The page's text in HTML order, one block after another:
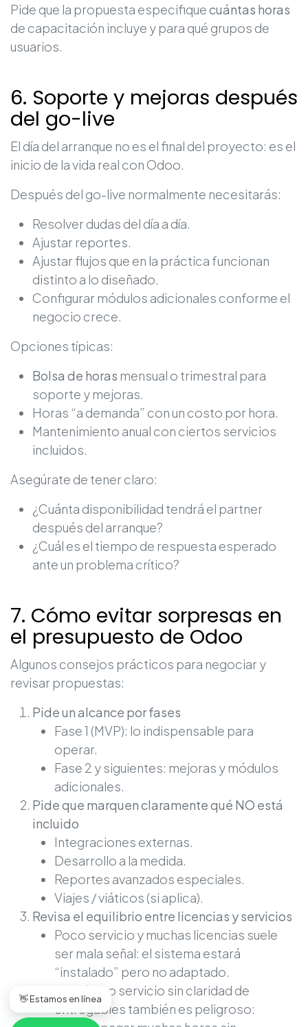
Pide que la propuesta especifiquecuántas horas
de capacitación incluye y para qué grupos de
usuarios.
6. Soporte y mejoras después
del go-live
El día del arranque no es el final del proyecto: es el
inicio de la vida real con Odoo.
Después del go-live normalmente necesitarás:
Resolver dudas del día a día.
Ajustar reportes.
Ajustar flujos que en la práctica funcionan
distinto a lo diseñado.
Configurar módulos adicionales conforme el
negocio crece.
Opciones típicas:
Bolsa de horas mensual o trimestral para
soporte y mejoras.
Horas “a demanda” con un costo por hora.
Mantenimiento anual con ciertos servicios
incluidos.
Asegúrate de tener claro:
¿Cuánta disponibilidad tendrá el partner
después del arranque?
¿Cuál es el tiempo de respuesta esperado
ante un problema crítico?
7. Cómo evitar sorpresas en
el presupuesto de Odoo
Algunos consejos prácticos para negociar y
revisar propuestas:
Pide un alcance por fases
Fase 1 (MVP): lo indispensable para
operar.
Fase 2 y siguientes: mejoras y módulos
adicionales.
Pide que marquen claramente qué NO está
incluido
Integraciones externas.
Desarrollo a la medida.
Reportes avanzados especiales.
Viajes / viáticos (si aplica).
Revisa el equilibrio entre licencias y servicios
Poco servicio y muchas licencias suele
ser mala señal: el sistema estará
“instalado” pero no adaptado.
Muchísimo servicio sin claridad de
entregables también es peligroso:
👋 Estamos en línea